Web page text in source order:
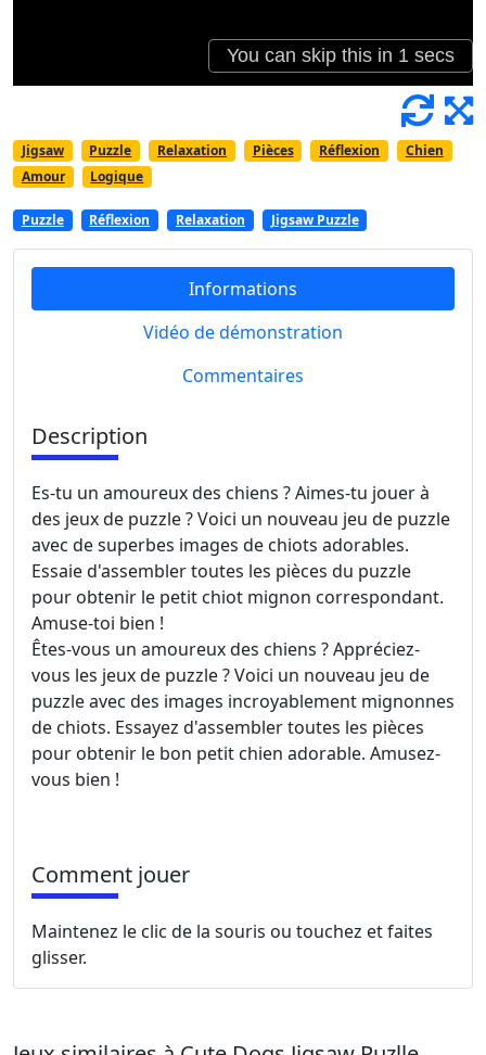
Jigsaw Puzzle Relaxation Pièces Réflexion
Chien
Amour
Logique
Puzzle Réflexion Relaxation Jigsaw Puzzle
Informations
Vidéo de démonstration
Commentaires
Description
Es-tu un amoureux des chiens ? Aimes-tu jouer à
des jeux de puzzle ? Voici un nouveau jeu de puzzle
avec de superbes images de chiots adorables.
Essaie d'assembler toutes les pièces du puzzle
pour obtenir le petit chiot mignon correspondant.
Amuse-toi bien !
Êtes-vous un amoureux des chiens ? Appréciez-
vous les jeux de puzzle ? Voici un nouveau jeu de
puzzle avec des images incroyablement mignonnes
de chiots. Essayez d'assembler toutes les pièces
pour obtenir le bon petit chien adorable. Amusez-
vous bien !
Comment jouer
Maintenez le clic de la souris ou touchez et faites
glisser.